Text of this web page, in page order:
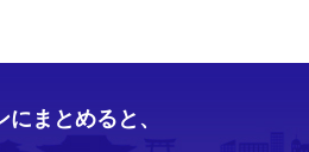
にまとめると、